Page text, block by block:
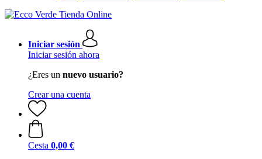
Iniciar sesión
Iniciar sesión ahora
¿Eres un nuevo usuario?
Crear una cuenta
Cesta 0,00 €